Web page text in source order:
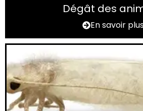
Dégât des
En savoir